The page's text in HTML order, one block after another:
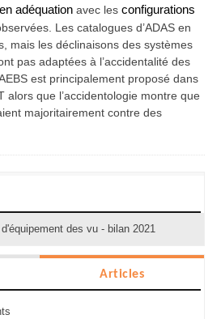
adéquation avec les configurations
Les catalogues d’ADAS en
mais les déclinaisons des systèmes
pas adaptées à l’accidentalité des
est principalement proposé dans
alors que l’accidentologie montre que
majoritairement contre des
des vu - bilan 2021
Articles